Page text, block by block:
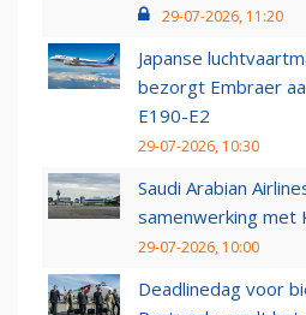
29-07-2026, 11:20
Japanse
bezorgt Embraer
E190-E2
29-07-2026, 10:30
Saudi Arabian
samenwerking met
29-07-2026, 10:00
Deadlinedag voor